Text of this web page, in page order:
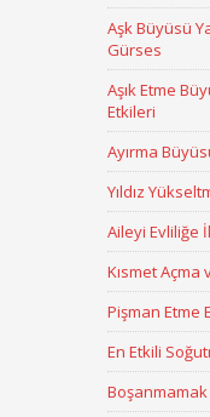
Aşk Büyüsü
Gürses
Aşık Etme
Etkileri
Ayırma
Yıldız
Aileyi Evliliğe
Kısmet Açma
Pişman Etme
En Etkili